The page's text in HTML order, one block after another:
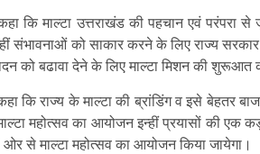
कि माल्टा उत्तराखंड की पहचान एवं परंपरा से
संभावनाओं को साकार करने के लिए राज्य
को बढावा देने के लिए माल्टा मिशन की शुरूआत
कि राज्य के माल्टा की ब्रांडिंग व इसे बेहतर
महोत्सव का आयोजन इन्हीं प्रयासों की एक
ओर से माल्टा महोत्सव का आयोजन किया जायेगा।